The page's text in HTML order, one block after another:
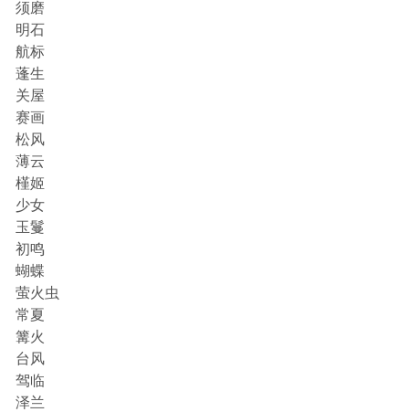
须磨
明石
航标
蓬生
关屋
赛画
松风
薄云
槿姬
少女
玉鬘
初鸣
蝴蝶
萤火虫
常夏
篝火
台风
驾临
泽兰